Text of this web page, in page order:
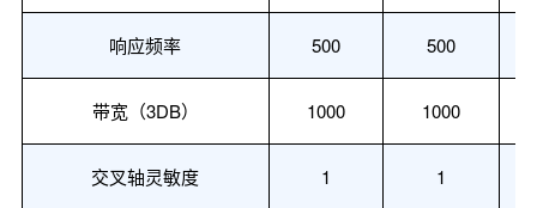
响应频率 500 500
带宽（3DB） 1000 1000
交叉轴灵敏度 1 1